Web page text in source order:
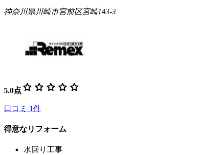
神奈川県川崎市宮前区宮崎143-3
5.0点 star star star star star
口コミ 1件
得意なリフォーム
水回り工事